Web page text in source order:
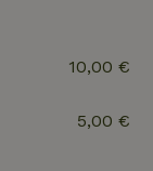
10,00 €
5,00 €